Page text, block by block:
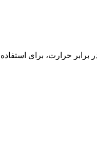
حرارت، برای